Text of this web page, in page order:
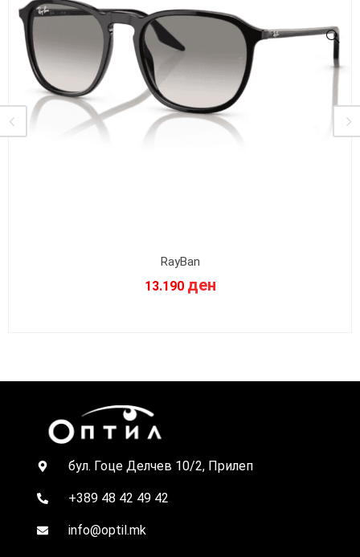
RayBan
13.190 ден
бул. Гоце Делчев 10/2, Прилеп
+389 48 42 49 42
info@optil.mk